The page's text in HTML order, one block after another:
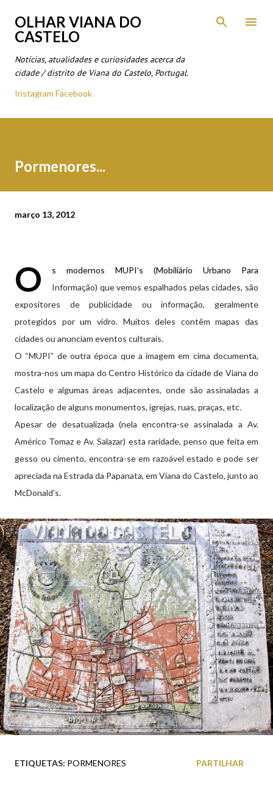
Avançar para o conteúdo principal
OLHAR VIANA DO
CASTELO
Notícias, atualidades e curiosidades acerca da
cidade / distrito de Viana do Castelo, Portugal.
Instagram Facebook
Pormenores...
março 13, 2012
O
s modernos MUPI’s (Mobiliário Urbano Para
Informação) que vemos espalhados pelas cidades, são
expositores de publicidade ou informação, geralmente
protegidos por um vidro. Muitos deles contêm mapas das
cidades ou anunciam eventos culturais.
O “MUPI” de outra época que a imagem em cima documenta,
mostra-nos um mapa do Centro Histórico da cidade de Viana do
Castelo e algumas áreas adjacentes, onde são assinaladas a
localização de alguns monumentos, igrejas, ruas, praças, etc.
Apesar de desatualizada (nela encontra-se assinalada a Av.
Américo Tomaz e Av. Salazar) esta raridade, penso que feita em
gesso ou cimento, encontra-se em razoável estado e pode ser
apreciada na Estrada da Papanata, em Viana do Castelo, junto ao
McDonald's.
ETIQUETAS: PORMENORES PARTILHAR